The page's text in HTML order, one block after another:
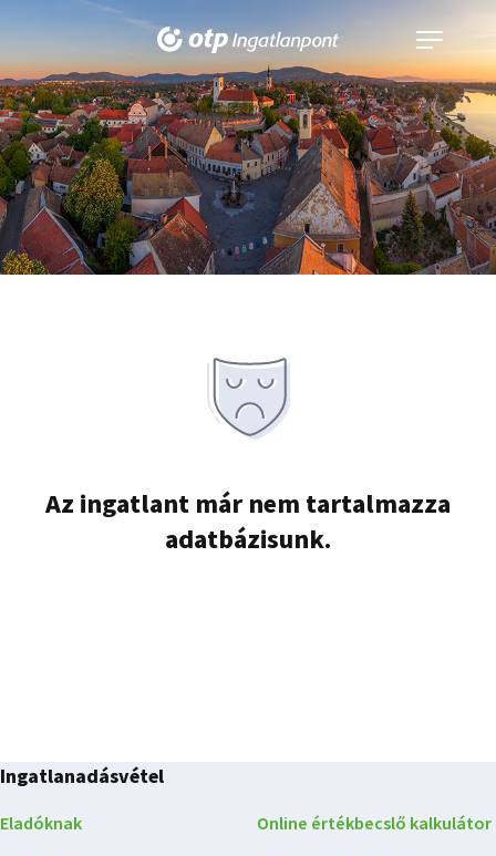
Navigáció
kinyitása
Az ingatlant már nem tartalmazza
adatbázisunk.
Ingatlanadásvétel
Eladóknak
Online értékbecslő kalkulátor